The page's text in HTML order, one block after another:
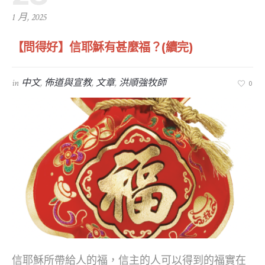
1 月, 2025
【問得好】信耶穌有甚麼福？(續完)
in 中文, 佈道與宣教,文章, 洪順強牧師 0
信耶穌所帶給人的福，信主的人可以得到的福實在